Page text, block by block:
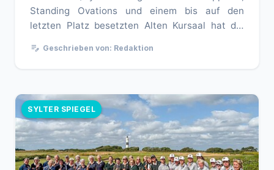
Standing Ovations und einem bis auf den
letzten Platz besetzten Alten Kursaal hat die
edit_note Geschrieben von: Redaktion
SYLTER SPIEGEL